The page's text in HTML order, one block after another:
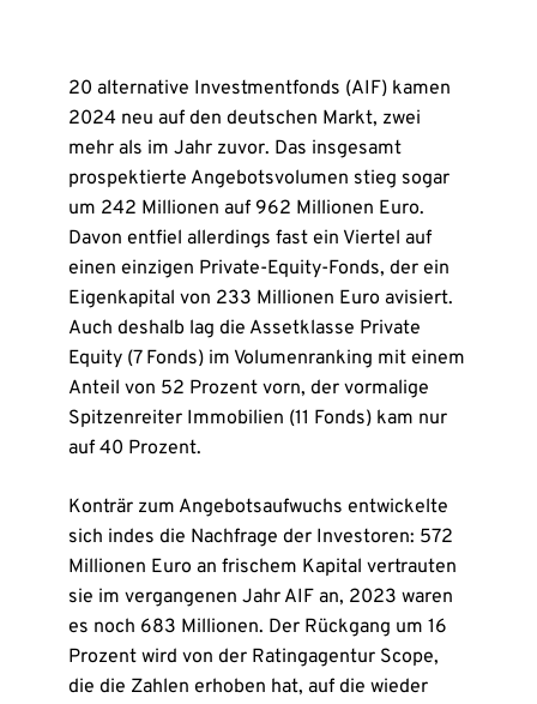
20 alternative Investmentfonds (AIF) kamen
2024 neu auf den deutschen Markt, zwei
mehr als im Jahr zuvor. Das insgesamt
prospektierte Angebotsvolumen stieg sogar
um 242 Millionen auf 962 Millionen Euro.
Davon entfiel allerdings fast ein Viertel auf
einen einzigen Private-Equity-Fonds, der ein
Eigenkapital von 233 Millionen Euro avisiert.
Auch deshalb lag die Assetklasse Private
Equity (7 Fonds) im Volumenranking mit einem
Anteil von 52 Prozent vorn, der vormalige
Spitzenreiter Immobilien (11 Fonds) kam nur
auf 40 Prozent.
Konträr zum Angebotsaufwuchs entwickelte
sich indes die Nachfrage der Investoren: 572
Millionen Euro an frischem Kapital vertrauten
sie im vergangenen Jahr AIF an, 2023 waren
es noch 683 Millionen. Der Rückgang um 16
Prozent wird von der Ratingagentur Scope,
die die Zahlen erhoben hat, auf die wieder